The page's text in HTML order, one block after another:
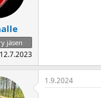
jäsen
12.7.2023
1.9.2024